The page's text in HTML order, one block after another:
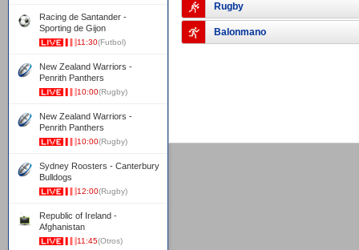
Racing de Santander -
Sporting de Gijon
11:30(Futbol)
New Zealand Warriors -
Penrith Panthers
10:00(Rugby)
New Zealand Warriors -
Penrith Panthers
10:00(Rugby)
Sydney Roosters - Canterbury
Bulldogs
12:00(Rugby)
Republic of Ireland -
Afghanistan
11:45(Otros)
Rugby
Balonmano